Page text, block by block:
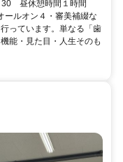
30 昼休憩時間１時間
ールオン４・審美補綴な
っています。単なる「歯
能・見た目・人生そのも